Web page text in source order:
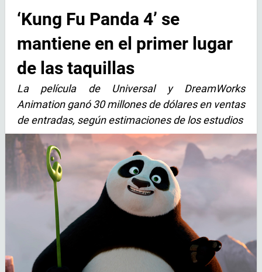
‘Kung Fu Panda 4’ se
mantiene en el primer lugar
de las taquillas
La película de Universal y DreamWorks
Animation ganó 30 millones de dólares en ventas
de entradas, según estimaciones de los estudios